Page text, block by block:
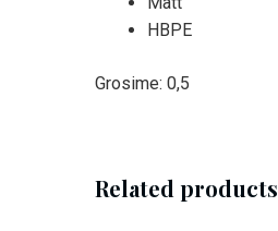
HBPE
Grosime: 0,5
Related products